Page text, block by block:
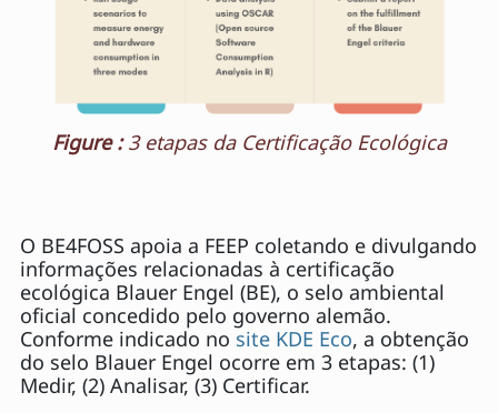
Figure :3 etapas da Certificação Ecológica
O BE4FOSS apoia a FEEP coletando e divulgando
informações relacionadas à certificação
ecológica Blauer Engel (BE), o selo ambiental
oficial concedido pelo governo alemão.
Conforme indicado no site KDE Eco, a obtenção
do selo Blauer Engel ocorre em 3 etapas: (1)
Medir, (2) Analisar, (3) Certificar.